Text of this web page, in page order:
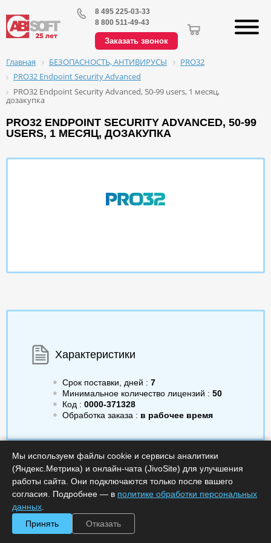
8 495 225-03-33
8 800 511-49-43
Заказать звонок
Главная БЕЗОПАСНОСТЬ, АНТИВИРУСЫ
PRO32
PRO32 Endpoint Security Advanced
PRO32 Endpoint Security Advanced, 50-99 users, 1 месяц,
дозакупка
PRO32 ENDPOINT SECURITY ADVANCED, 50-99
USERS, 1 МЕСЯЦ, ДОЗАКУПКА
Характеристики
Срок поставки, дней : 7
Минимальное количество лицензий : 50
Код : 0000-371328
Обработка заказа : в рабочее время
213.00a/шт.
Минимальное количество
лицензий: 50
Мы используем файлы cookie и сервисы аналитики
(Яндекс.Метрика) и онлайн-чата (JivoSite) для улучшения
работы сайта. Они подключаются только после вашего
согласия. Подробнее — в политике обработки персональных
данных
Принять
Отказать